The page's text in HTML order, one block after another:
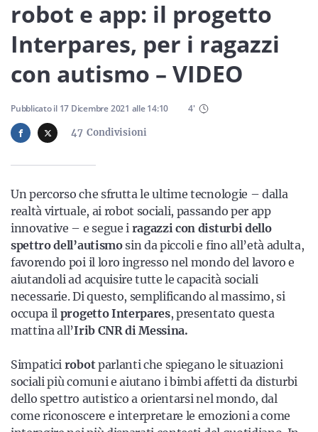
Servizi
Iscriviti
robot e app: il progetto
Interpares, per i ragazzi
con autismo – VIDEO
47 Condivisioni
Pubblicato il 17 Dicembre 2021 alle14:10 4'
Un percorso che sfrutta le ultime tecnologie – dalla
realtà virtuale, ai robot sociali, passando per app
innovative – e segue i ragazzi con disturbi dello
spettro dell’autismosin da piccoli e fino all’età adulta,
favorendo poi il loro ingresso nel mondo del lavoro e
aiutandoli ad acquisire tutte le capacità sociali
necessarie. Di questo, semplificando al massimo, si
occupa il progetto Interpares, presentato questa
mattina all’Irib CNR di Messina.
Simpatici robotparlanti che spiegano le situazioni
sociali più comuni e aiutano i bimbi affetti da disturbi
dello spettro autistico a orientarsi nel mondo, dal
come riconoscere e interpretare le emozioni a come